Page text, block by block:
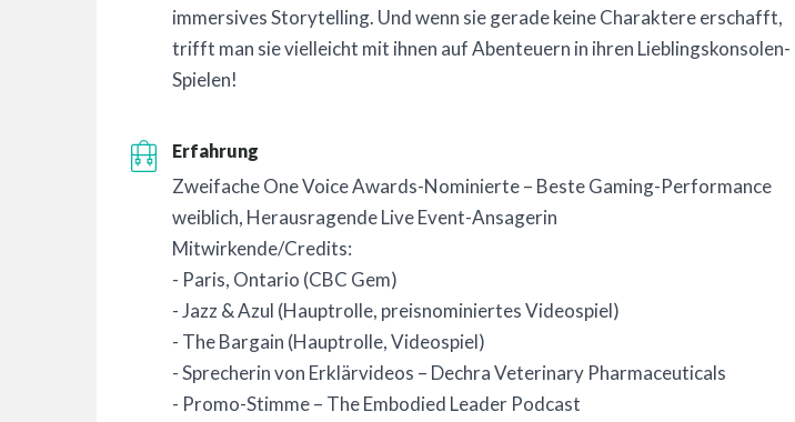
immersives Storytelling. Und wenn sie gerade keine Charaktere erschafft,
trifft man sie vielleicht mit ihnen auf Abenteuern in ihren Lieblingskonsolen-
Spielen!
Erfahrung
Zweifache One Voice Awards-Nominierte – Beste Gaming-Performance
weiblich, Herausragende Live Event-Ansagerin
Mitwirkende/Credits:
- Paris, Ontario (CBC Gem)
- Jazz & Azul (Hauptrolle, preisnominiertes Videospiel)
- The Bargain (Hauptrolle, Videospiel)
- Sprecherin von Erklärvideos – Dechra Veterinary Pharmaceuticals
- Promo-Stimme – The Embodied Leader Podcast